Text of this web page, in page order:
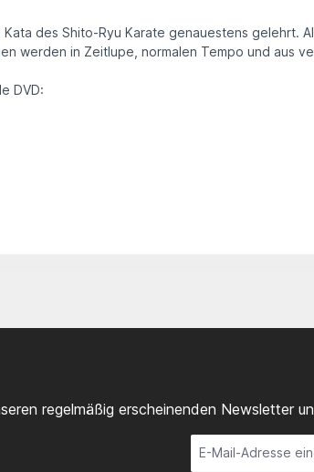
des Shito-Ryu Karate genauestens gelehrt.
werden in Zeitlupe, normalen Tempo und aus
DVD:
regelmäßig erscheinenden Newsletter